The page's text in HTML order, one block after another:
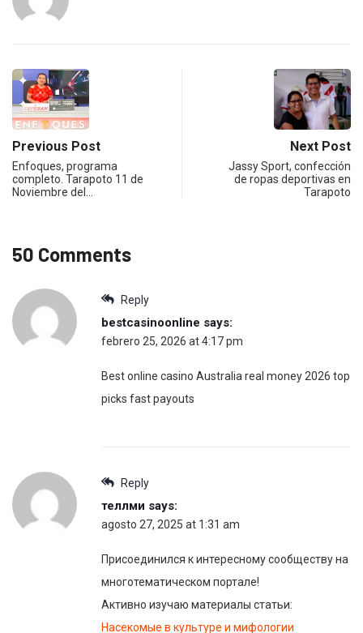
Previous Post
Enfoques, programa
completo. Tarapoto 11 de
Noviembre del…
Next Post
Jassy Sport, confección
de ropas deportivas en
Tarapoto
50 Comments
Reply
bestcasinoonline says:
febrero 25, 2026 at 4:17 pm
Best online casino Australia real money 2026 top
picks fast payouts
Reply
теллми says:
agosto 27, 2025 at 1:31 am
Присоединился к интересному сообществу на
многотематическом портале!
Активно изучаю материалы статьи:
Насекомые в культуре и мифологии